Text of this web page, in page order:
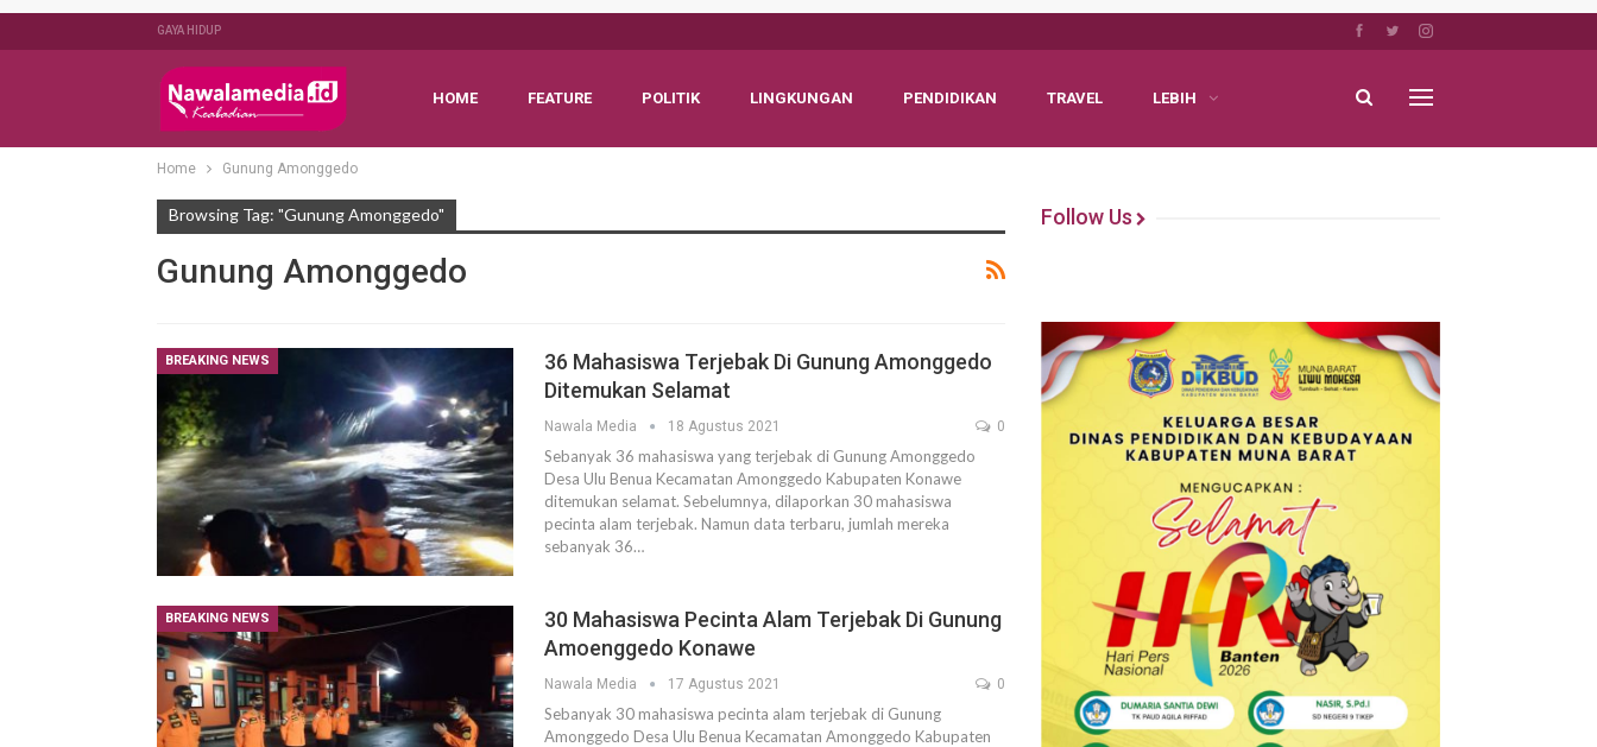
GAYA HIDUP
HOME FEATURE POLITIK LINGKUNGAN PENDIDIKAN TRAVEL LEBIH
Home Gunung Amonggedo
Browsing Tag: "Gunung Amonggedo"
Gunung Amonggedo
BREAKING NEWS
36 Mahasiswa Terjebak Di Gunung Amonggedo
Ditemukan Selamat
Nawala Media 18 Agustus 2021 0
Sebanyak 36 mahasiswa yang terjebak di Gunung Amonggedo
Desa Ulu Benua Kecamatan Amonggedo Kabupaten Konawe
ditemukan selamat. Sebelumnya, dilaporkan 30 mahasiswa
pecinta alam terjebak. Namun data terbaru, jumlah mereka
sebanyak 36…
BREAKING NEWS
30 Mahasiswa Pecinta Alam Terjebak Di Gunung
Amoenggedo Konawe
Nawala Media 17 Agustus 2021 0
Sebanyak 30 mahasiswa pecinta alam terjebak di Gunung
Amonggedo Desa Ulu Benua Kecamatan Amonggedo Kabupaten
Follow Us